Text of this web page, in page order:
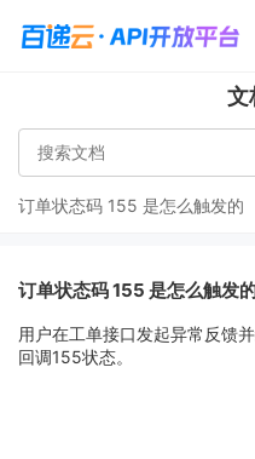
文
订单状态码 155 是怎么触发的
订单状态码 155 是怎么触发
用户在工单接口发起异常反馈
回调155状态。